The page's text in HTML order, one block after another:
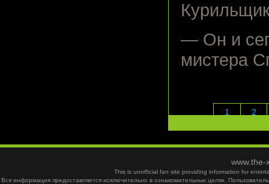
— Он и
мистера
1 2
This is unofficial fan site providing information for
Вся информация предоставляется исключительно в ознакомительных целях.